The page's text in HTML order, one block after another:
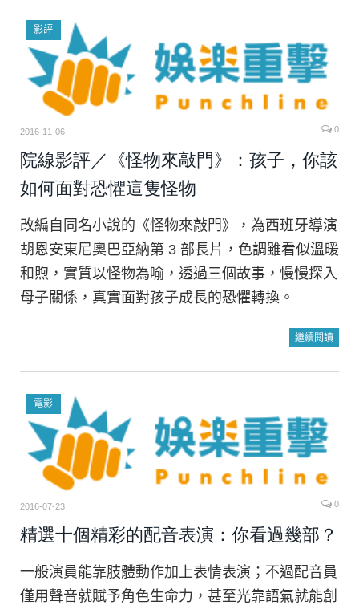
影評
2016-11-06 0
院線影評／《怪物來敲門》：孩子，你該
如何面對恐懼這隻怪物
改編自同名小說的《怪物來敲門》，為西班牙導演
胡恩安東尼奧巴亞納第 3 部長片，色調雖看似溫暖
和煦，實質以怪物為喻，透過三個故事，慢慢探入
母子關係，真實面對孩子成長的恐懼轉換。
繼續閱讀
電影
2016-07-23 0
精選十個精彩的配音表演：你看過幾部？
一般演員能靠肢體動作加上表情表演；不過配音員
僅用聲音就賦予角色生命力，甚至光靠語氣就能創